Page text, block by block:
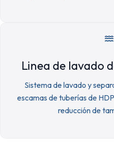
Linea de lavado
Sistema de lavado y
escamas de tuberías de
reducción de